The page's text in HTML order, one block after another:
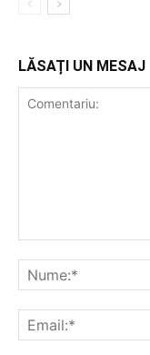
LĂSAȚI UN MESAJ